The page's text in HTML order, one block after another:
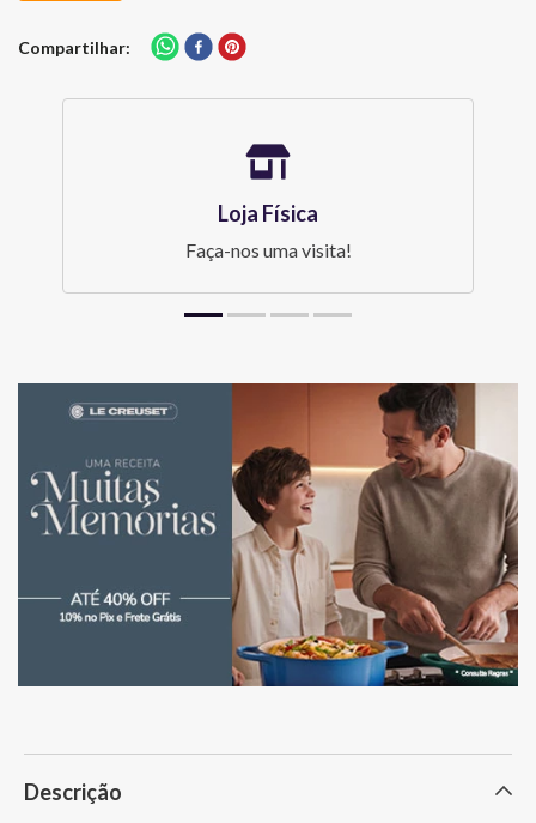
Compartilhar
Loja Física
Faça-nos uma visita!
Descrição